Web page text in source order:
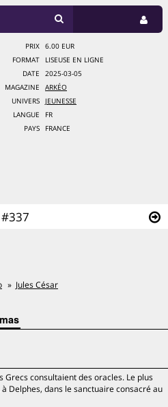
#337
PRIX
6.00 EUR
FORMAT
LISEUSE EN LIGNE
DATE
2025-03-05
MAGAZINE
ARKÉO
UNIVERS
JEUNESSE
LANGUE
FR
PAYS
FRANCE
Jules César
Grecs consultaient des oracles. Le plus
Delphes, dans le sanctuaire consacré au